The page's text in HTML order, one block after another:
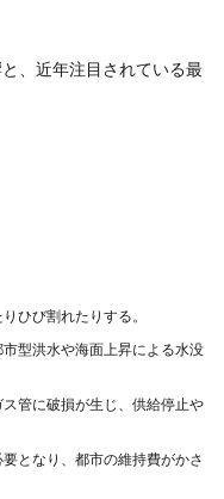
、近年注目されている最
ひび割れたりする。
型洪水や海面上昇による水没
管に破損が生じ、供給停止や
となり、都市の維持費がかさ